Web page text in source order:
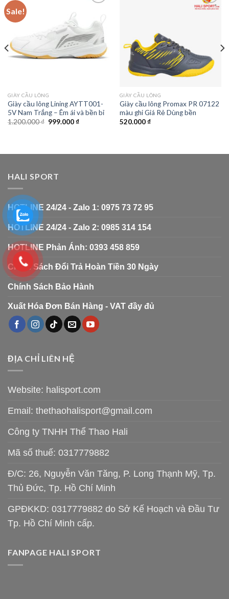
Sale!
GIÀY CẦU LÔNG
Giày cầu lông Lining AYTT001-
5V Nam Trắng – Êm ái và bền bỉ
1.200.000₫ 999.000₫
Add to
GIÀY CẦU LÔNG
Giày cầu lông Promax PR 07122
màu ghi Giá Rẻ Dùng bền
520.000₫
HALI SPORT
HOTLINE 24/24 - Zalo 1: 0975 73 72 95
HOTLINE 24/24 - Zalo 2: 0985 314 154
HOTLINE Phản Ánh: 0393 458 859
Chính Sách Đổi Trả Hoàn Tiền 30 Ngày
Chính Sách Bảo Hành
Xuất Hóa Đơn Bán Hàng - VAT đầy đủ
ĐỊA CHỈ LIÊN HỆ
Website: halisport.com
Email: thethaohalisport@gmail.com
Công ty TNHH Thể Thao Hali
Mã số thuế: 0317779882
Đ/C: 26, Nguyễn Văn Tăng, P. Long Thạnh Mỹ, Tp.
Thủ Đức, Tp. Hồ Chí Minh
GPĐKKD: 0317779882 do Sở Kế Hoạch và Đầu Tư
Tp. Hồ Chí Minh cấp.
FANPAGE HALI SPORT